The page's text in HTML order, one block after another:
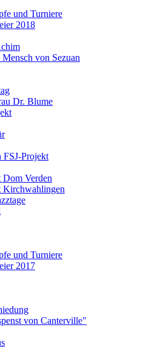
und Turniere
2018
von Sezuan
Dr. Blume
FSJ-Projekt
Dom Verden
Kirchwahlingen
und Turniere
2017
von Canterville"